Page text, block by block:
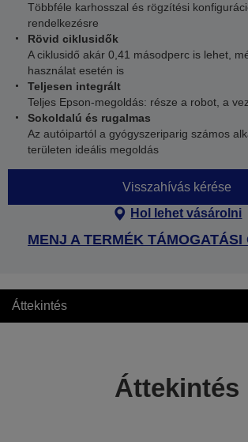
Többféle karhosszal és rögzítési
rendelkezésre
Rövid ciklusidők
A ciklusidő akár 0,41 másodperc is lehet,
használat esetén is
Teljesen integrált
Teljes Epson-megoldás: része a robot, a
Sokoldalú és rugalmas
Az autóipartól a gyógyszeriparig számos
területen ideális megoldás
Visszahívás kérése
Hol lehet vásárolni
MENJ A TERMÉK
Áttekintés
Áttekintés